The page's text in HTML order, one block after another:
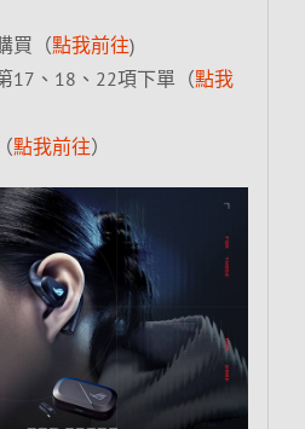
買（點我前往)
17、18、22項下單（點我
點我前往）